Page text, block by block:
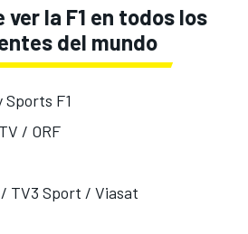
ver la F1 en todos los
del mundo
Sports F1
/ ORF
TV3 Sport / Viasat